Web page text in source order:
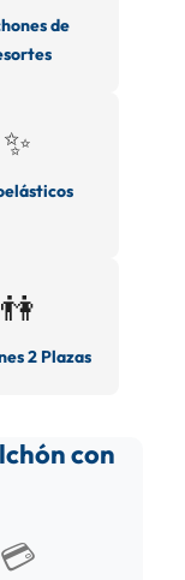
de
✨
👫
2 Plazas
con
💳